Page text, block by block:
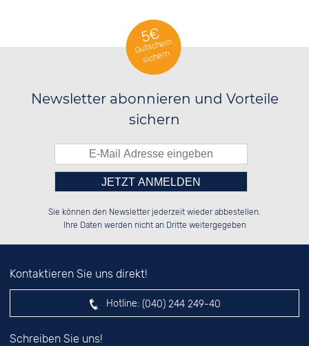
5€
Gutschein
sichern
Newsletter abonnieren und Vorteile
sichern
░░░░██░░██░░██░░██░░██░░░░░░██░░
░░████░░██████░░██████░░░░████░░
░░░░██░░██░░██░░░░░░██░░░░░░██░░
Bitte tragen Sie die Zahl in
das nebenstehende Feld ein.
Sie können den Newsletter jederzeit wieder abbestellen.
Ihre Daten werden nicht an Dritte weitergegeben
Kontaktieren Sie uns direkt!
Hotline: (040) 244 249-40
Schreiben Sie uns!